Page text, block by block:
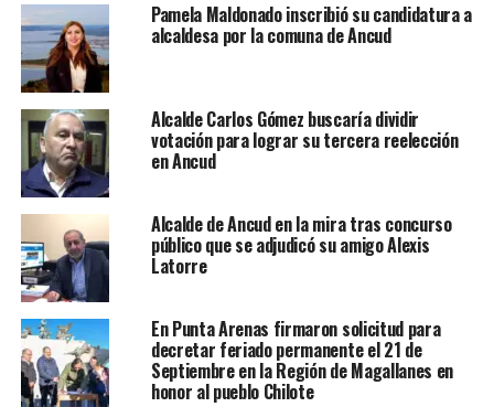
Pamela Maldonado inscribió su candidatura a
alcaldesa por la comuna de Ancud
Alcalde Carlos Gómez buscaría dividir
votación para lograr su tercera reelección
en Ancud
Alcalde de Ancud en la mira tras concurso
público que se adjudicó su amigo Alexis
Latorre
En Punta Arenas firmaron solicitud para
decretar feriado permanente el 21 de
Septiembre en la Región de Magallanes en
honor al pueblo Chilote